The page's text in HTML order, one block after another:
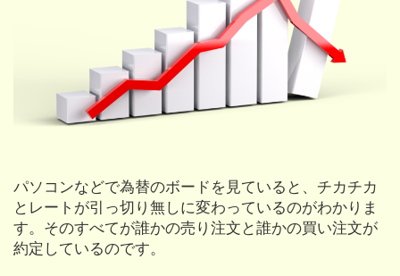
パソコンなどで為替のボードを見ていると、チカチカ
とレートが引っ切り無しに変わっているのがわかりま
す。そのすべてが誰かの売り注文と誰かの買い注文が
約定しているのです。